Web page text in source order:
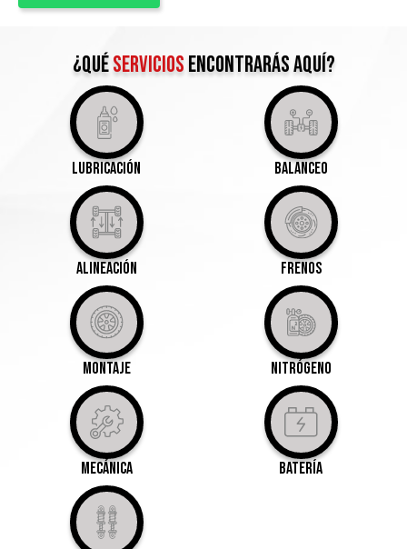
¿quéserviciosencontrarás aquí?
Lubricación Balanceo
Alineación Frenos
Montaje Nitrógeno
Mecánica Batería